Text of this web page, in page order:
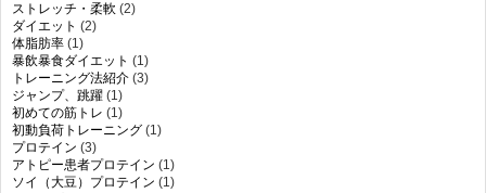
ストレッチ・柔軟 (2)
ダイエット (2)
体脂肪率 (1)
暴飲暴食ダイエット (1)
トレーニング法紹介 (3)
ジャンプ、跳躍 (1)
初めての筋トレ (1)
初動負荷トレーニング (1)
プロテイン (3)
アトピー患者プロテイン (1)
ソイ（大豆）プロテイン (1)